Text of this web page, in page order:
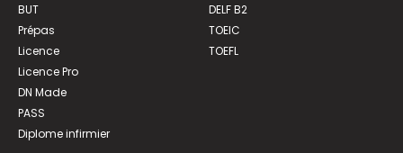
BUT
Prépas
Licence
Licence Pro
DN Made
PASS
Diplome infirmier
DELF B2
TOEIC
TOEFL